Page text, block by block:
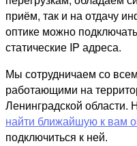
приём, так и на отдачу
оптике можно
статические IP адреса.
Мы сотрудничаем со
работающими на
Ленинградской
найти ближайшую к вам
подключиться к ней.